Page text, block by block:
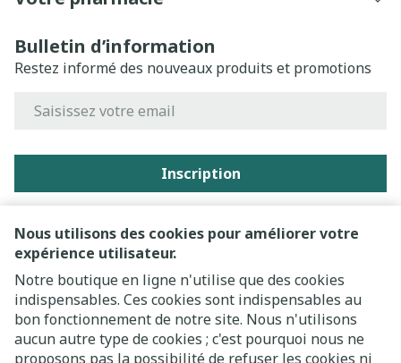
Nous utilisons des cookies pour améliorer votre
expérience utilisateur.
Notre boutique en ligne n'utilise que des cookies
indispensables. Ces cookies sont indispensables au
bon fonctionnement de notre site. Nous n'utilisons
aucun autre type de cookies ; c'est pourquoi nous ne
proposons pas la possibilité de refuser les cookies ni
Bulletin d’information
Restez informé des nouveaux produits et promotions
Inscription
En cliquant sur s'abonner, vous vous abonnez à notre
newsletter et acceptez notrepolitique de confidentialité.